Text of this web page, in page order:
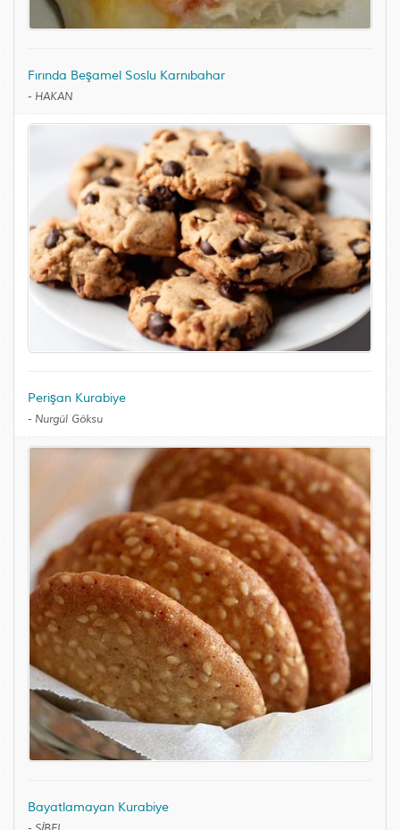
Fırında Beşamel Soslu Karnıbahar
- HAKAN
Perişan Kurabiye
- Nurgül Göksu
Bayatlamayan Kurabiye